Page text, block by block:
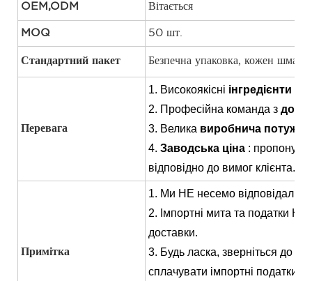
OEM,ODM Вітається
MOQ 50 шт.
Стандартний пакет Безпечна упаковка, кожен
Перевага
1. Високоякісні інгредієнти
2. Професійна команда з
3. Велика виробнича
4. Заводська ціна :
відповідно до вимог клієнта.
Примітка
1. Ми НЕ несемо
2. Імпортні мита та податки НЕ
доставки.
3. Будь ласка, зверніться до
сплачувати імпортні податки,